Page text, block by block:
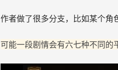
作者做了很多分支，比如某个角
可能一段剧情会有六七种不同的